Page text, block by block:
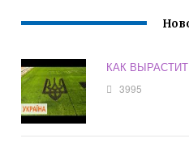
КАК
3995